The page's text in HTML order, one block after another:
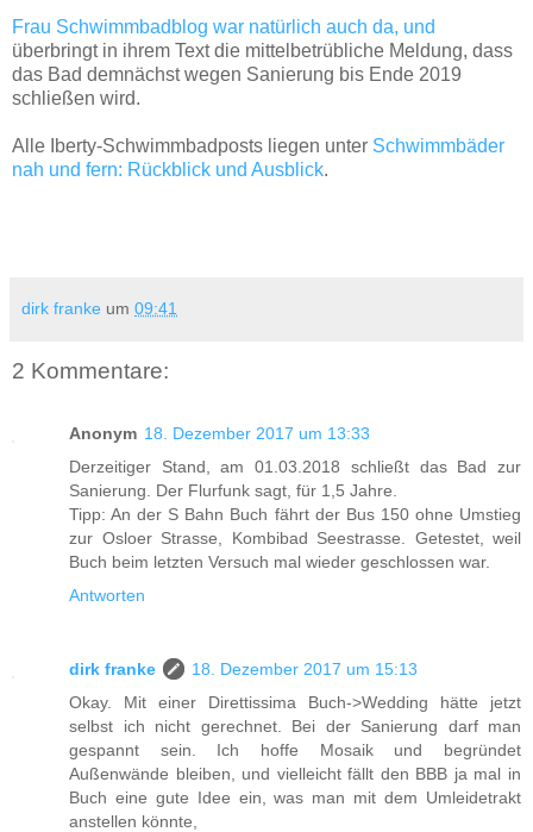
Frau Schwimmbadblog war natürlich auch da, und
überbringt in ihrem Text die mittelbetrübliche Meldung, dass
das Bad demnächst wegen Sanierung bis Ende 2019
schließen wird.
Alle Iberty-Schwimmbadposts liegen unter Schwimmbäder
nah und fern: Rückblick und Ausblick.
dirk franke um 09:41
2 Kommentare:
Anonym 18. Dezember 2017 um 13:33
Derzeitiger Stand, am 01.03.2018 schließt das Bad zur
Sanierung. Der Flurfunk sagt, für 1,5 Jahre.
Tipp: An der S Bahn Buch fährt der Bus 150 ohne Umstieg
zur Osloer Strasse, Kombibad Seestrasse. Getestet, weil
Buch beim letzten Versuch mal wieder geschlossen war.
Antworten
dirk franke
18. Dezember 2017 um 15:13
Okay. Mit einer Direttissima Buch->Wedding hätte jetzt
selbst ich nicht gerechnet. Bei der Sanierung darf man
gespannt sein. Ich hoffe Mosaik und begründet
Außenwände bleiben, und vielleicht fällt den BBB ja mal in
Buch eine gute Idee ein, was man mit dem Umleidetrakt
anstellen könnte,